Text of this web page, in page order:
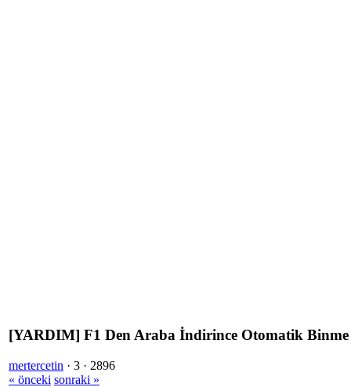
[YARDIM] F1 Den Araba İndirince Otomatik Binme
mertercetin · 3 · 2896
« önceki sonraki »